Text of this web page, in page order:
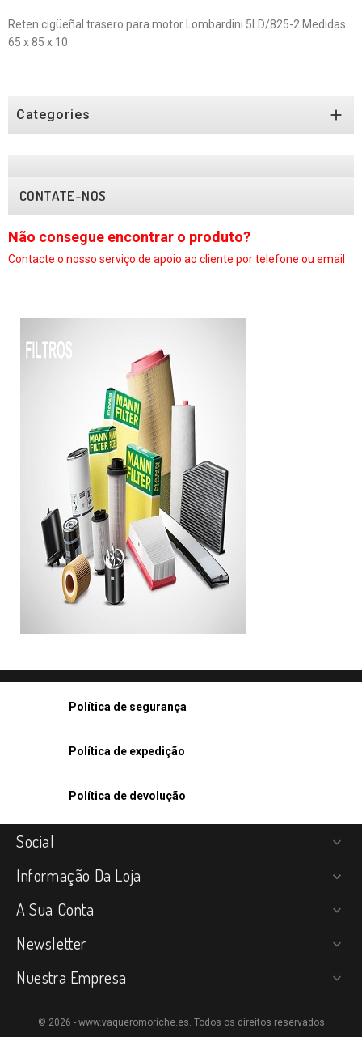
Reten cigüeñal trasero para motor Lombardini 5LD/825-2 Medidas
65 x 85 x 10
Categories 
CONTATE-NOS
Não consegue encontrar o produto?
Contacte o nosso serviço de apoio ao cliente por telefone ou email
Política de segurança
Política de expedição
Política de devolução
Social 
Informação Da Loja 
A Sua Conta 
Newsletter 
Nuestra Empresa 
© 2026 - www.vaqueromoriche.es. Todos os direitos reservados